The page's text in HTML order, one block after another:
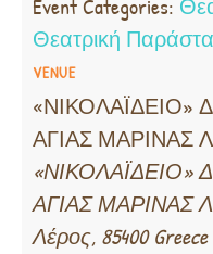
Event Categories:
Θεατρική
VENUE
ΑΓΙΑΣ ΜΑΡΙΝΑΣ
ΑΓΙΑΣ ΜΑΡΙΝΑΣ
Λέρος, 85400 Greece